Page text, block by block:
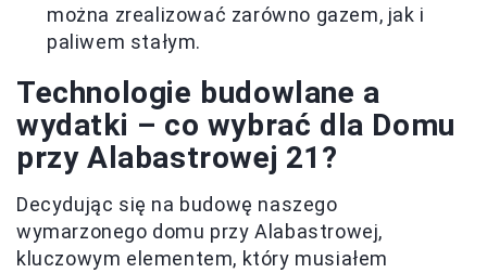
można zrealizować zarówno gazem, jak i
paliwem stałym.
Technologie budowlane a
wydatki – co wybrać dla Domu
przy Alabastrowej 21?
Decydując się na budowę naszego
wymarzonego domu przy Alabastrowej,
kluczowym elementem, który musiałem